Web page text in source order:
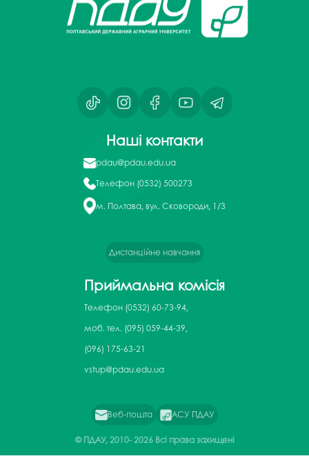
Наші контакти
pdau@pdau.edu.ua
Телефон (0532) 500273
м. Полтава, вул. Сковороди, 1/3
Дистанційне навчання
Приймальна комісія
Телефон (0532) 60-73-94,
моб. тел. (095) 059-44-39,
(096) 175-63-21
vstup@pdau.edu.ua
Веб-пошта АСУ ПДАУ
© ПДАУ, 2010-2026 Всі права захищені